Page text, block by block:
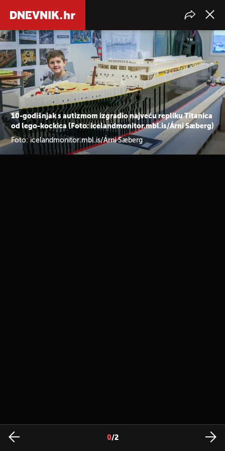
10-godišnjak s autizmom izgradio najveću repliku Titanica
od lego-kockica (Foto: icelandmonitor.mbl.is/Árni Sæberg)
Foto: icelandmonitor.mbl.is/Árni Sæberg
0/2